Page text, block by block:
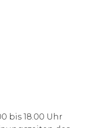
bis 18.00 Uhr